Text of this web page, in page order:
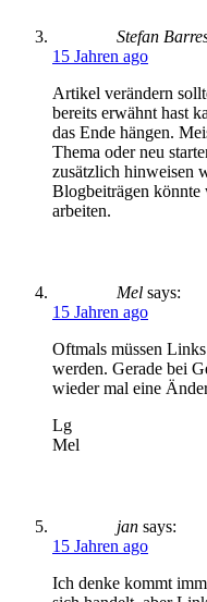
Stefan
15 Jahren ago
Artikel verändern
bereits erwähnt hast
das Ende hängen.
Thema oder neu
zusätzlich hinweisen
Blogbeiträgen
arbeiten.
Mel says:
15 Jahren ago
Oftmals müssen
werden. Gerade bei
wieder mal eine
Lg
Mel
jan says:
15 Jahren ago
Ich denke kommt